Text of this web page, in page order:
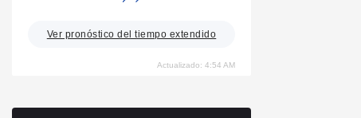
Ver pronóstico del tiempo extendido
Actualizado: 4:54 AM